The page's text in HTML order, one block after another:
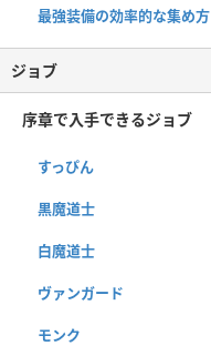
最強装備の効率的な集め方
ジョブ
序章で入手できるジョブ
すっぴん
黒魔道士
白魔道士
ヴァンガード
モンク